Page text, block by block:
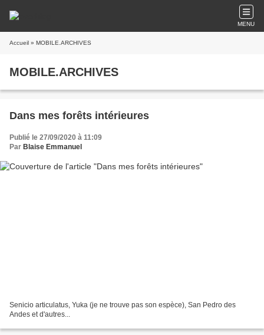
MENU
Accueil » MOBILE.ARCHIVES
MOBILE.ARCHIVES
Dans mes forêts intérieures
Publié le 27/09/2020 à 11:09
Par Blaise Emmanuel
Senicio articulatus, Yuka (je ne trouve pas son espèce), San Pedro des
Andes et d'autres...